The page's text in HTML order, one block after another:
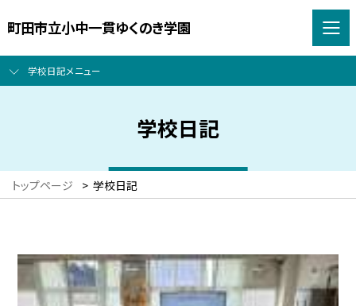
町田市立小中一貫ゆくのき学園
学校日記メニュー
学校日記
トップページ > 学校日記